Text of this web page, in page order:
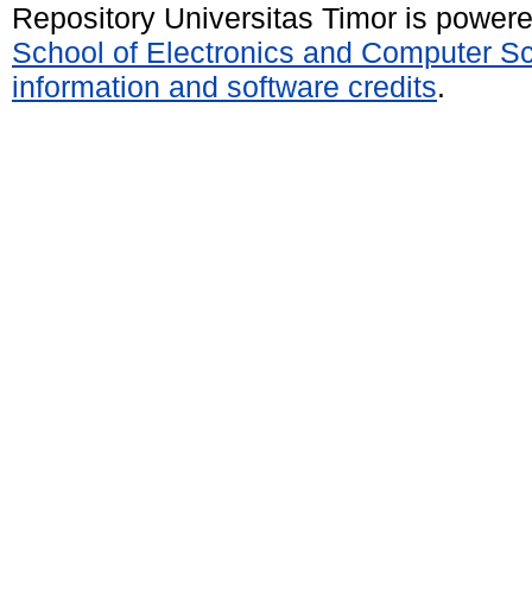
Repository Universitas Timor is
School of Electronics and Computer
information and software credits.